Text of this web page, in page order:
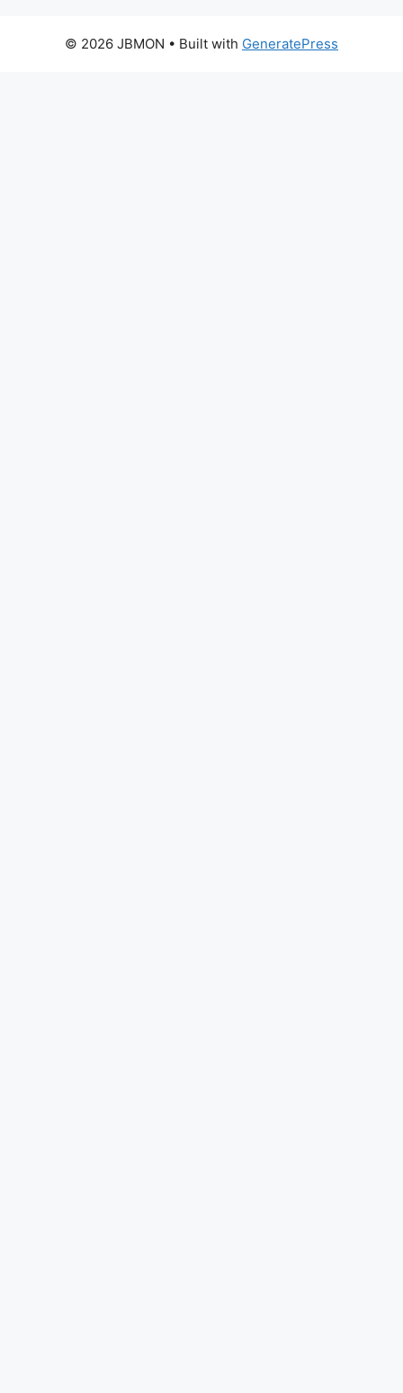
© 2026 JBMON • Built with GeneratePress